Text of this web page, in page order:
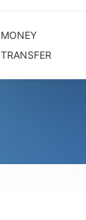
MONEY
TRANSFER